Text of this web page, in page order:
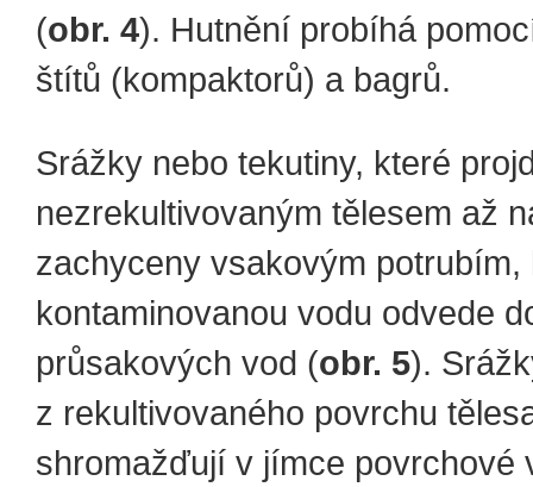
(obr. 4). Hutnění probíhá
štítů (kompaktorů) a bagrů.
Srážky nebo tekutiny, které
nezrekultivovaným tělesem až
zachyceny vsakovým potrubím,
kontaminovanou vodu odvede
průsakových vod (obr. 5).
z rekultivovaného povrchu
shromažďují v jímce povrchové